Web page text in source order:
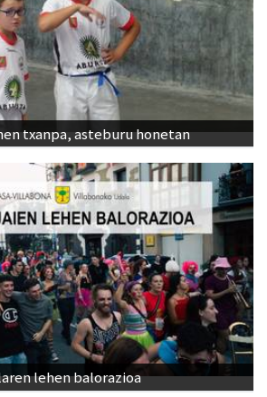
txanpa, asteburu honetan
lehen balorazioa